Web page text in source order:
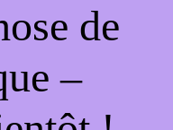
de
–